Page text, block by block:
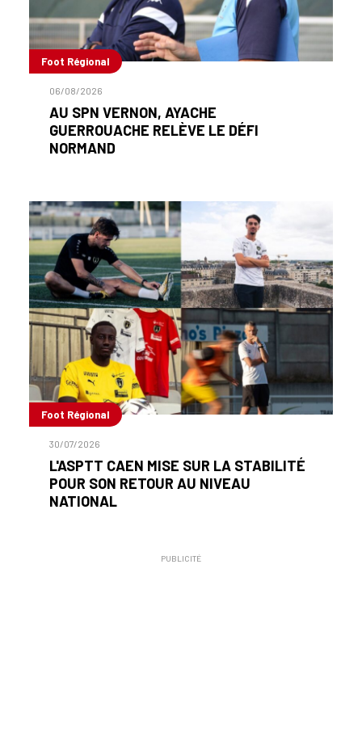
Foot Régional
06/08/2026
AU SPN VERNON, AYACHE
GUERROUACHE RELÈVE LE DÉFI
NORMAND
Foot Régional
30/07/2026
L'ASPTT CAEN MISE SUR LA STABILITÉ
POUR SON RETOUR AU NIVEAU
NATIONAL
PUBLICITÉ